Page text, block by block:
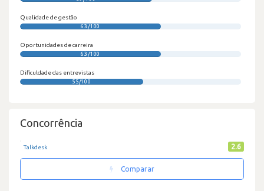
Qualidade de gestão
63/100
Oportunidades de carreira
63/100
Dificuldade das entrevistas
55/100
Concorrência
Talkdesk 2.6
Comparar